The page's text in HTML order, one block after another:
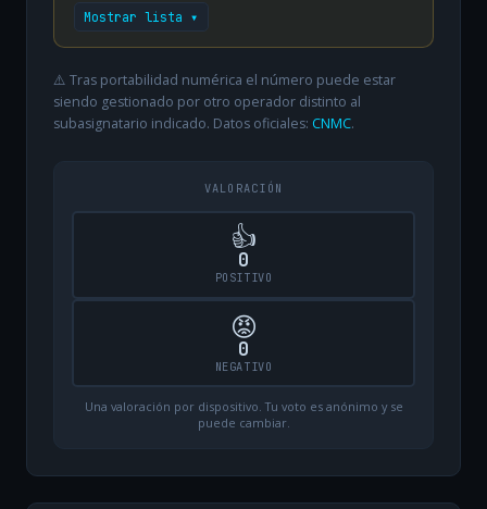
Mostrar lista ▾
⚠️ Tras portabilidad numérica el número puede estar
siendo gestionado por otro operador distinto al
subasignatario indicado. Datos oficiales: CNMC.
VALORACIÓN
👍
0
POSITIVO
😡
0
NEGATIVO
Una valoración por dispositivo. Tu voto es anónimo y se
puede cambiar.